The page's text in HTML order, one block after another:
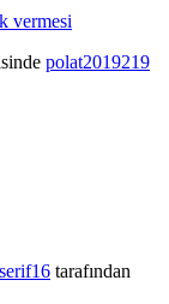
vermesi
polat2019219
serif16 tarafından